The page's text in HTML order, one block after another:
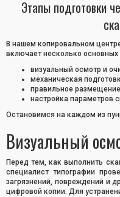
Этапы подготовки
В нашем копировальном
включает несколько основных
визуальный осмотр и
механическая
правильное
настройка параметров
Остановимся на каждом из
Визуальный
Перед тем, как выполнить
специалист типографии
загрязнений, повреждений и
цифровой копии. Для